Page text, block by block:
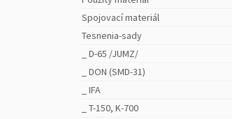
Spojovací materiál
Tesnenia-sady
_ D-65 /JUMZ/
_ DON (SMD-31)
_ IFA
_ T-150, K-700